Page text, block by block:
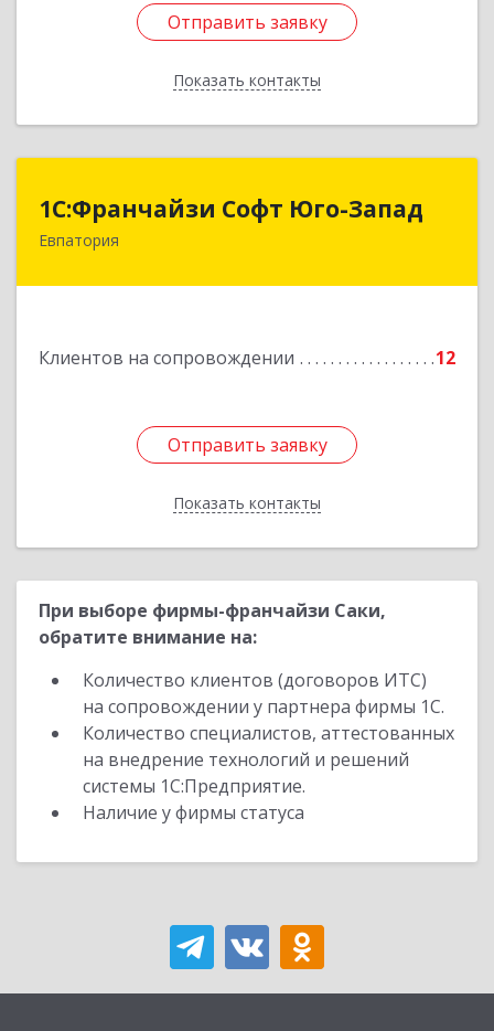
Отправить заявку
Показать контакты
Отправить заявку
Назад
1С:Франчайзи Софт Юго-Запад
Евпатория
Клиентов на сопровождении 12
Отправить заявку
Показать контакты
1С:Франчайзи Софт Юго-Запад
297407, Крым Респ, Евпатория г, Победы пр-кт,
Отправить заявку
Назад
При выборе фирмы-франчайзи Саки,
обратите внимание на:
Количество клиентов (договоров ИТС)
на сопровождении у партнера фирмы 1С.
Количество специалистов, аттестованных
на внедрение технологий и решений
системы 1С:Предприятие.
Наличие у фирмы статуса